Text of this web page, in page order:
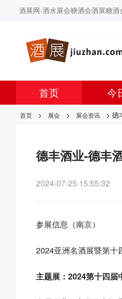
酒展网-酒水展会糖酒会酒展糖酒
首页 今
首页 > 展会 > 展会资讯 > 德
德丰酒业-德丰
2024-07-25 15:55:32
参展信息（南京）
2024亚洲名酒展暨第十
主题展：2024第十四届